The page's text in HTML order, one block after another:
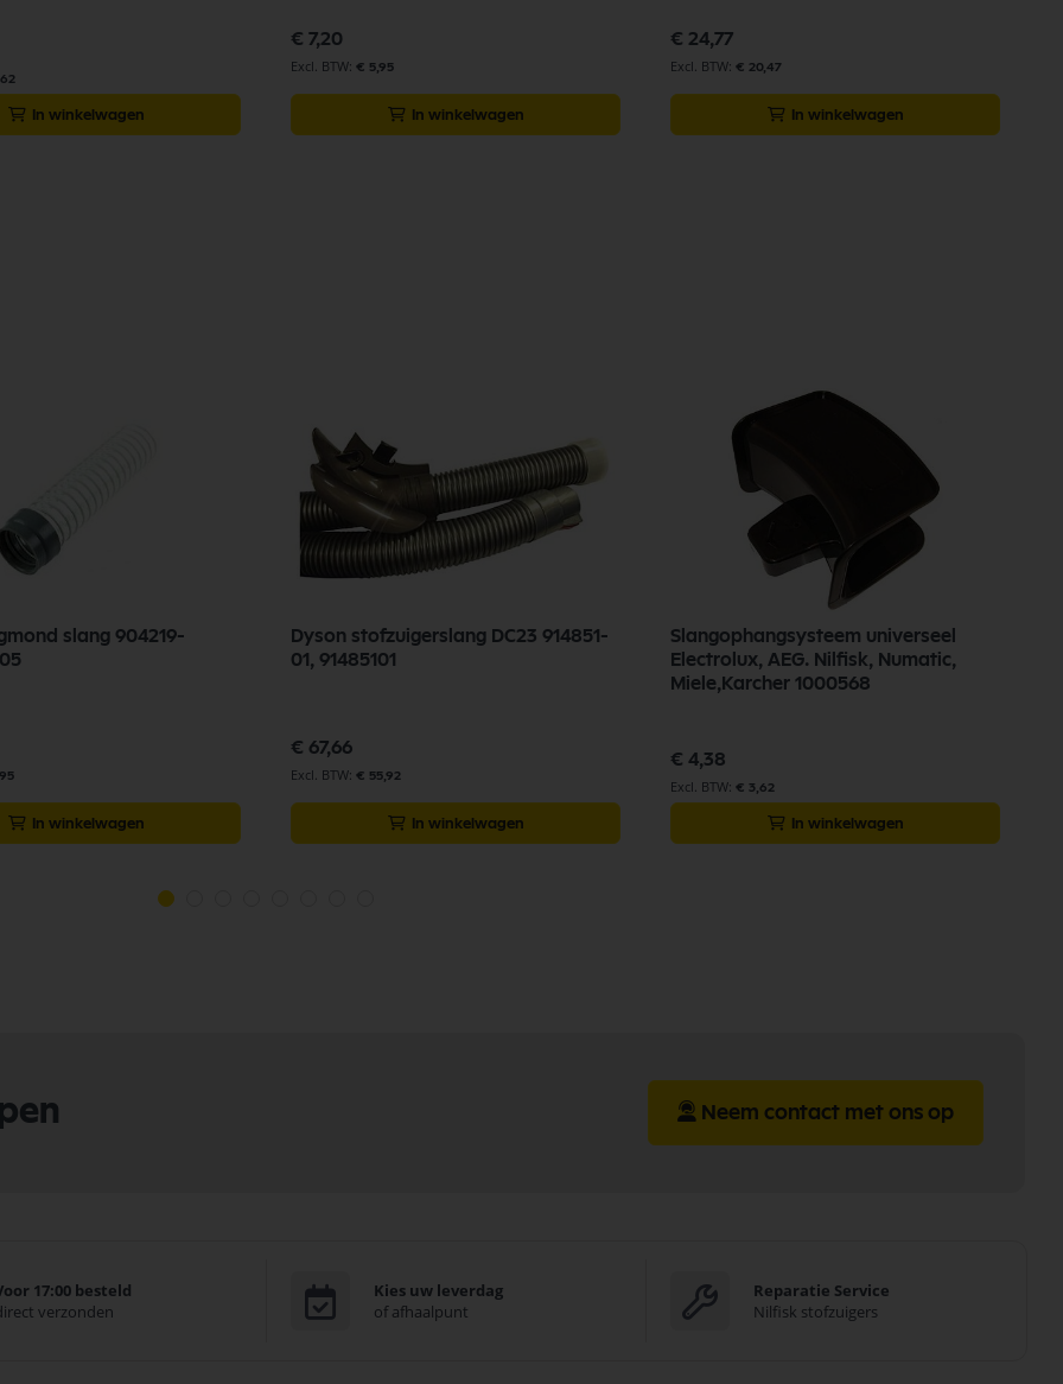
In winkelwagen
€ 7,20
€ 5,95
In winkelwagen
€ 24,77
€ 20,47
In winkelwagen
slang 904219-
In winkelwagen
Dyson stofzuigerslang DC23 914851-
01, 91485101
€ 67,66
€ 55,92
In winkelwagen
Slangophangsysteem universeel
Electrolux, AEG. Nilfisk, Numatic,
Miele,Karcher 1000568
€ 4,38
€ 3,62
In winkelwagen
Neem contact met ons op
17:00 besteld
verzonden
Kies uw leverdag
of afhaalpunt
Reparatie Service
Nilfisk stofzuigers